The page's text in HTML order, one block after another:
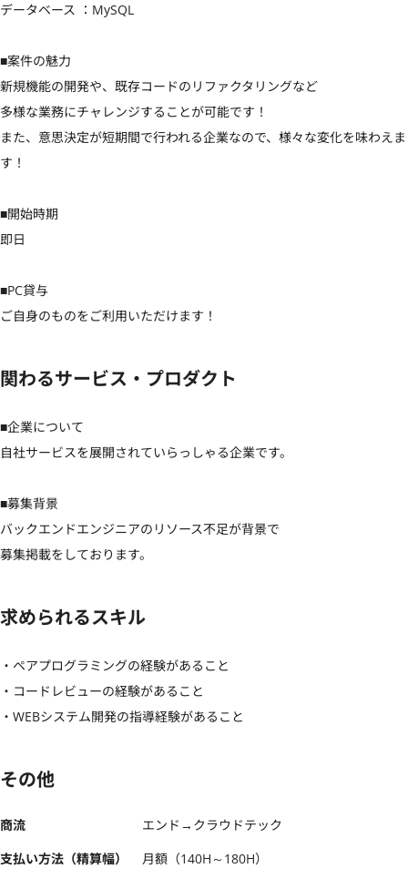
データベース ：MySQL
■案件の魅力
新規機能の開発や、既存コードのリファクタリングなど
多様な業務にチャレンジすることが可能です！
また、意思決定が短期間で行われる企業なので、様々な変化を味わえま
す！
■開始時期
即日
■PC貸与
ご自身のものをご利用いただけます！
関わるサービス・プロダクト
■企業について
自社サービスを展開されていらっしゃる企業です。
■募集背景
バックエンドエンジニアのリソース不足が背景で
募集掲載をしております。
求められるスキル
・ペアプログラミングの経験があること
・コードレビューの経験があること
・WEBシステム開発の指導経験があること
その他
商流
エンド→クラウドテック
支払い方法（精算幅）
月額（140H～180H）